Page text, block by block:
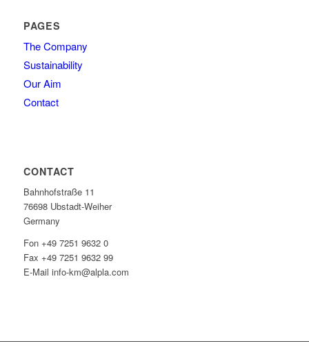
PAGES
The Company
Sustainability
Our Aim
Contact
CONTACT
Bahnhofstraße 11
76698 Ubstadt-Weiher
Germany
Fon +49 7251 9632 0
Fax +49 7251 9632 99
E-Mail info-km@alpla.com